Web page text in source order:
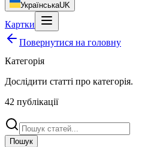
УкраїнськаUK
Картки
Повернутися на головну
Категорія
Дослідити статті про категорія.
42 публікації
Пошук